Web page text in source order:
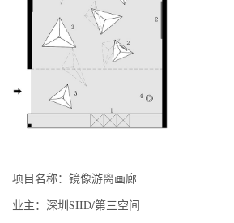
项目名称：镜像游离画廊
业主：深圳SIID/第三空间